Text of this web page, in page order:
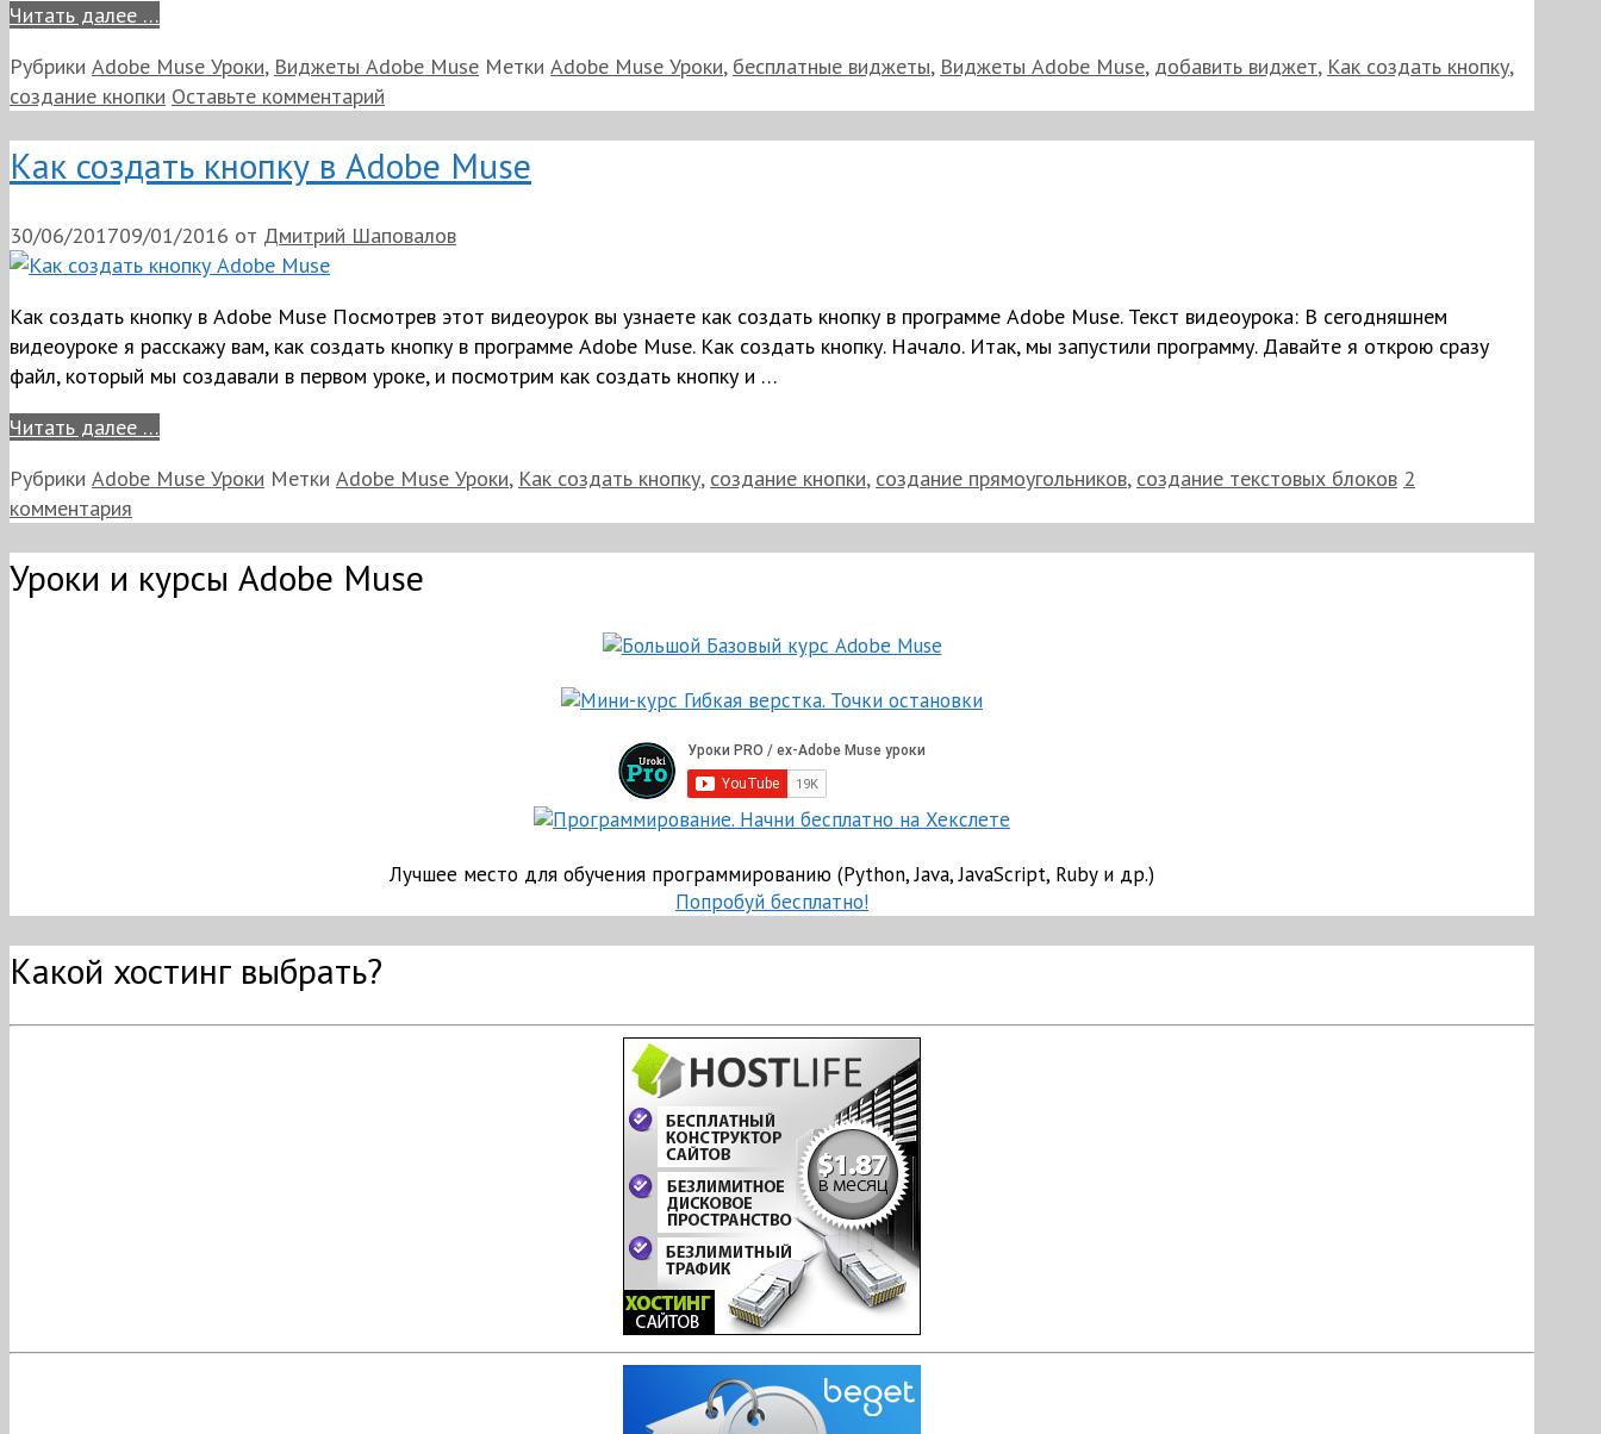
Читать далее …
Рубрики Adobe Muse Уроки, Виджеты Adobe Muse Метки Adobe Muse Уроки, бесплатные виджеты, Виджеты Adobe Muse, добавить виджет, Как создать кнопку,
создание кнопки Оставьте комментарий
Как создать кнопку в Adobe Muse
30/06/201709/01/2016 от Дмитрий Шаповалов
Как создать кнопку в Adobe Muse Посмотрев этот видеоурок вы узнаете как создать кнопку в программе Adobe Muse. Текст видеоурока: В сегодняшнем
видеоуроке я расскажу вам, как создать кнопку в программе Adobe Muse. Как создать кнопку. Начало. Итак, мы запустили программу. Давайте я открою сразу
файл, который мы создавали в первом уроке, и посмотрим как создать кнопку и …
Читать далее …
Рубрики Adobe Muse Уроки Метки Adobe Muse Уроки, Как создать кнопку, создание кнопки, создание прямоугольников, создание текстовых блоков 2
комментария
Уроки и курсы Adobe Muse
Лучшее место для обучения программированию (Python, Java, JavaScript, Ruby и др.)
Попробуй бесплатно!
Какой хостинг выбрать?